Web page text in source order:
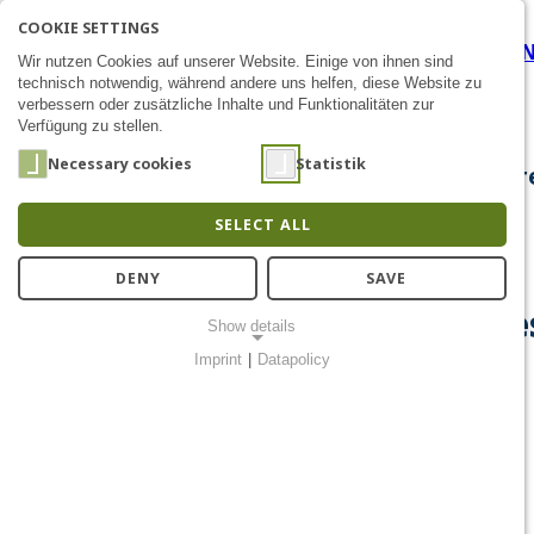
Zum Inhalt
A Successful Year 2024 –
SEARCH EN
About UsResearch Chip Design Public
Happy Holidays and a
COOKIE SETTINGS
Wir nutzen Cookies auf unserer Website. Einige von ihnen sind
technisch notwendig, während andere uns helfen, diese Website zu
verbessern oder zusätzliche Inhalte und Funktionalitäten zur
Verfügung zu stellen.
Necessary cookies Statistik
SELECT ALL
DENY SAVE
Show details
Imprint Datapolicy